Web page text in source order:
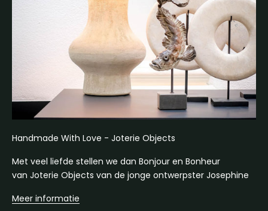
Handmade With Love - Joterie Objects
Met veel liefde stellen we dan Bonjour en Bonheur
van Joterie Objects van de jonge ontwerpster Josephine
Meer informatie